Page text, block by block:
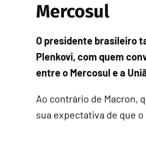
Mercosul
O presidente brasileiro
Plenkovi, com quem
entre o Mercosul e a
Ao contrário de Macron,
sua expectativa de que